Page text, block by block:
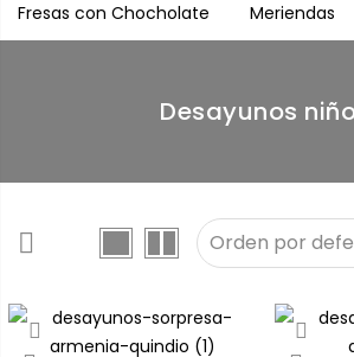
Fresas con Chocholate Meriendas
Desayunos